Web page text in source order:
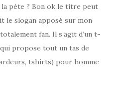
pète ? Bon ok le titre peut
le slogan apposé sur mon
fan. Il s’agit d’un t-
propose tout un tas de
tshirts) pour homme